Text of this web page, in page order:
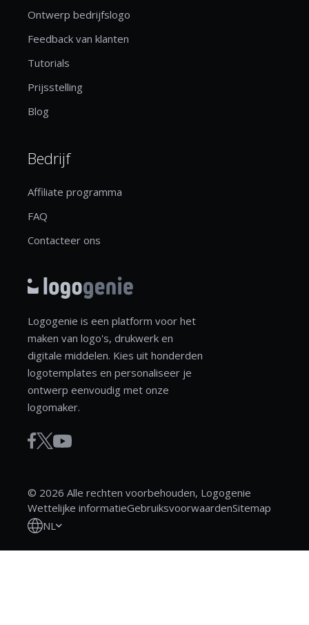
Ontwerp bedrijfslogo
Feedback van klanten
Tutorials
Prijsstelling
Blog
Bedrijf
Affiliate programma
FAQ
Contacteer ons
Logogenie is een platform voor het
maken van logo's, drukwerk en
digitale middelen. Kies uit honderden
logotemplates en personaliseer je
ontwerp eenvoudig met onze
logomaker.
© 2026 Alle rechten voorbehouden, Logogenie
Wettelijke informatieGebruiksvoorwaardenSitemap
NL